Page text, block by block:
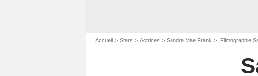
Accueil Stars Actrices Sandra Mae Frank Filmographie